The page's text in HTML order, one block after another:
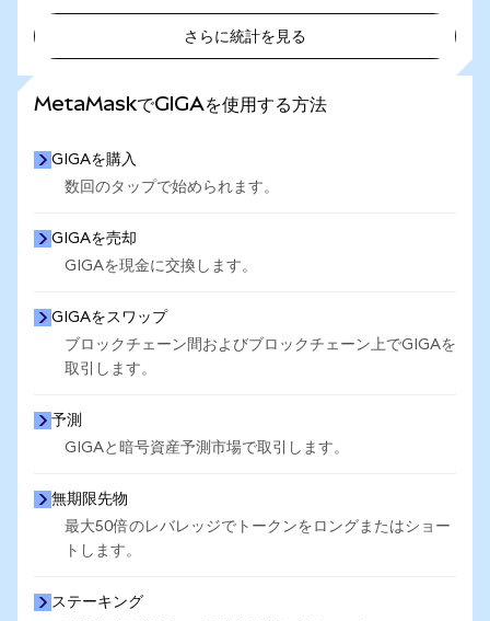
さらに統計を見る
MetaMaskでGIGAを使用する方法
GIGAを購入
数回のタップで始められます。
GIGAを売却
GIGAを現金に交換します。
GIGAをスワップ
ブロックチェーン間およびブロックチェーン上でGIGAを
取引します。
予測
GIGAと暗号資産予測市場で取引します。
無期限先物
最大50倍のレバレッジでトークンをロングまたはショー
トします。
ステーキング